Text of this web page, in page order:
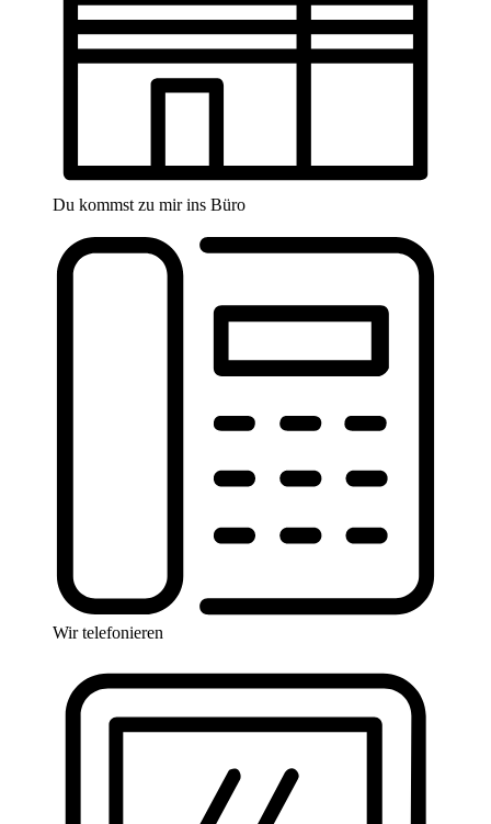
Du kommst zu mir ins Büro
Wir telefonieren